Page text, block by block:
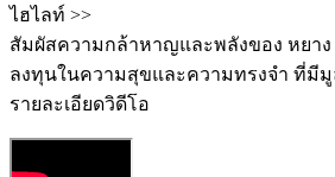
ไฮไลท์ >>
สัมผัสความกล้าหาญและพลังของ หยาง
ลงทุนในความสุขและความทรงจำ ที่มี
รายละเอียดวิดีโอ